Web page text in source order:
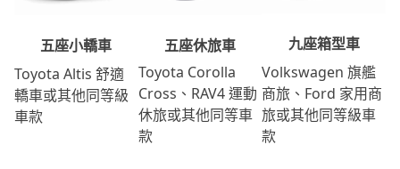
五座小轎車
Toyota Altis 舒適
轎車或其他同等級
車款
五座休旅車
Toyota Corolla
Cross、RAV4 運動
休旅或其他同等車
款
九座箱型車
Volkswagen 旗艦
商旅、Ford 家用商
旅或其他同等級車
款